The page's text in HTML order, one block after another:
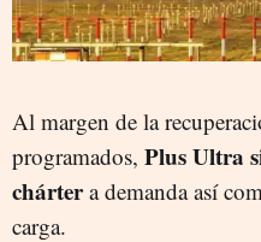
Al margen de la
programados, Plus Ultra
chártera demanda así
carga.